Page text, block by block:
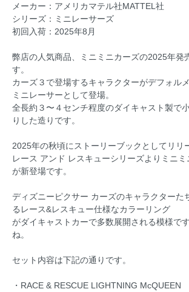
メーカー：アメリカマテル社MATTEL社
シリーズ：ミニレーサーズ
初回入荷：2025年8月
弊店の人気商品、ミニミニカーズの2025年発
す。
カーズ３で登場するキャラクターがデフォル
ミニレーサーとして登場。
全長約３〜４センチ程度のダイキャスト製で
りした造りです。
2025年の秋頃にストーリーブックとしてリリ
レース アンド レスキューシリーズよりミニ
が新登場です。
ディズニーピクサー カーズのキャラクターた
るレース&レスキュー仕様なカラーリング
がダイキャストカーで多数展開される模様で
ね。
セット内容は下記の通りです。
・RACE & RESCUE LIGHTNING McQUEEN